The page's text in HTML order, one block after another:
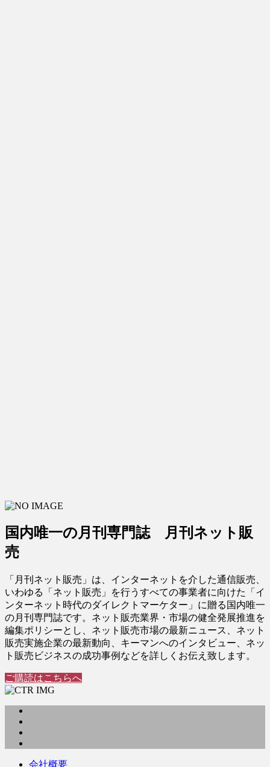
国内唯一の月刊専門誌 月刊ネット販
売
「月刊ネット販売」は、インターネットを介した通信販売、
いわゆる「ネット販売」を行うすべての事業者に向けた「イ
ンターネット時代のダイレクトマーケター」に贈る国内唯一
の月刊専門誌です。ネット販売業界・市場の健全発展推進を
編集ポリシーとし、ネット販売市場の最新ニュース、ネット
販売実施企業の最新動向、キーマンへのインタビュー、ネッ
ト販売ビジネスの成功事例などを詳しくお伝え致します。
ご購読はこちらへ
会社概要